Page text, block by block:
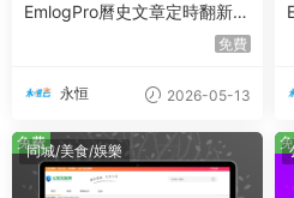
EmlogPro曆史文章定時翻新插
免費
永恒 2026-05-13
同城/美食/娛樂
免費